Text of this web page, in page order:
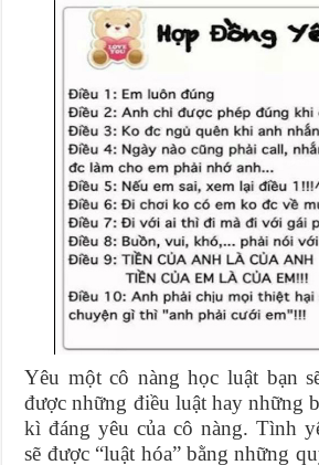
Yêu một cô nàng học luật bạn
được những điều luật hay những
kì đáng yêu của cô nàng. Tình
sẽ được “luật hóa” bằng những